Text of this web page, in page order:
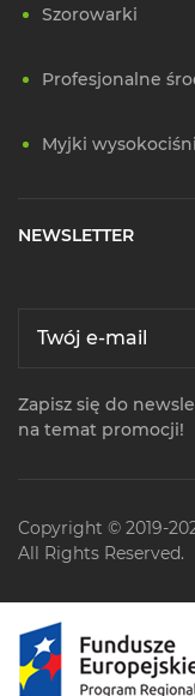
Szorowarki
Profesjonalne
Myjki
NEWSLETTER
Zapisz się do
na temat promocji!
Copyright © 2019-
All Rights Reserved.